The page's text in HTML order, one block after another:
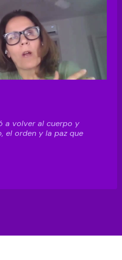
a volver al cuerpo y
el orden y la paz que